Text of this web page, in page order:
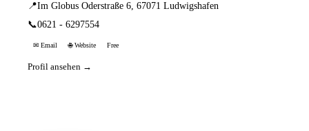
📍Im Globus Oderstraße 6, 67071 Ludwigshafen
📞0621 - 6297554
✉ Email 🌐 Website Free
Profil ansehen →